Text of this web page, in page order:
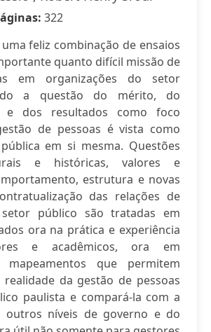
322
feliz combinação de ensaios
quanto difícil missão de
em organizações do setor
a questão do mérito, do
e dos resultados como foco
de pessoas é vista como
em si mesma. Questões
e históricas, valores e
estrutura e novas
das relações de
público são tratadas em
ora na prática e experiência
e acadêmicos, ora em
mapeamentos que permitem
da gestão de pessoas
paulista e compará-la com a
outros níveis de governo e do